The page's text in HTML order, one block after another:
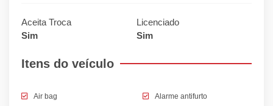
Aceita Troca
Sim
Licenciado
Sim
Itens do veículo
Air bag Alarme antifurto